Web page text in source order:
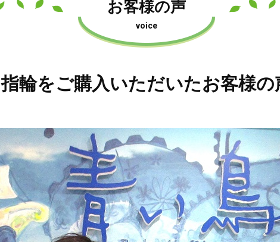
お客様の声
voice
指輪をご購入いただいたお客様の